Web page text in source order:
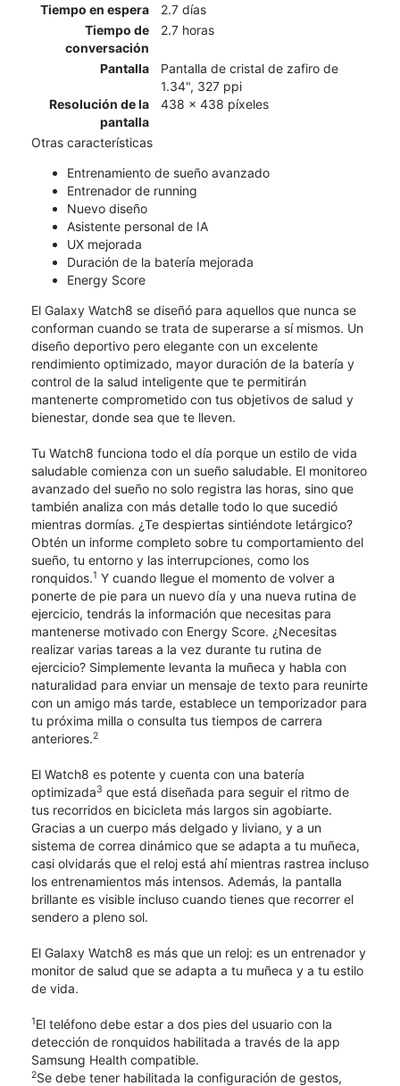
Tiempo en espera
2.7 días
Tiempo de
conversación
2.7 horas
Pantalla
Pantalla de cristal de zafiro de
1.34", 327 ppi
Resolución de la
pantalla
438 x 438 píxeles
Otras características
Entrenamiento de sueño avanzado
Entrenador de running
Nuevo diseño
Asistente personal de IA
UX mejorada
Duración de la batería mejorada
Energy Score
El Galaxy Watch8 se diseñó para aquellos que nunca se
conforman cuando se trata de superarse a sí mismos. Un
diseño deportivo pero elegante con un excelente
rendimiento optimizado, mayor duración de la batería y
control de la salud inteligente que te permitirán
mantenerte comprometido con tus objetivos de salud y
bienestar, donde sea que te lleven.
Tu Watch8 funciona todo el día porque un estilo de vida
saludable comienza con un sueño saludable. El monitoreo
avanzado del sueño no solo registra las horas, sino que
también analiza con más detalle todo lo que sucedió
mientras dormías. ¿Te despiertas sintiéndote letárgico?
Obtén un informe completo sobre tu comportamiento del
sueño, tu entorno y las interrupciones, como los
ronquidos.1 Y cuando llegue el momento de volver a
ponerte de pie para un nuevo día y una nueva rutina de
ejercicio, tendrás la información que necesitas para
mantenerse motivado con Energy Score. ¿Necesitas
realizar varias tareas a la vez durante tu rutina de
ejercicio? Simplemente levanta la muñeca y habla con
naturalidad para enviar un mensaje de texto para reunirte
con un amigo más tarde, establece un temporizador para
tu próxima milla o consulta tus tiempos de carrera
anteriores.2
El Watch8 es potente y cuenta con una batería
optimizada3 que está diseñada para seguir el ritmo de
tus recorridos en bicicleta más largos sin agobiarte.
Gracias a un cuerpo más delgado y liviano, y a un
sistema de correa dinámico que se adapta a tu muñeca,
casi olvidarás que el reloj está ahí mientras rastrea incluso
los entrenamientos más intensos. Además, la pantalla
brillante es visible incluso cuando tienes que recorrer el
sendero a pleno sol.
El Galaxy Watch8 es más que un reloj: es un entrenador y
monitor de salud que se adapta a tu muñeca y a tu estilo
de vida.
1El teléfono debe estar a dos pies del usuario con la
detección de ronquidos habilitada a través de la app
Samsung Health compatible.
2Se debe tener habilitada la configuración de gestos,